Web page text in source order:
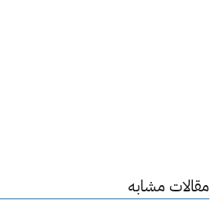
مقالات مشابه